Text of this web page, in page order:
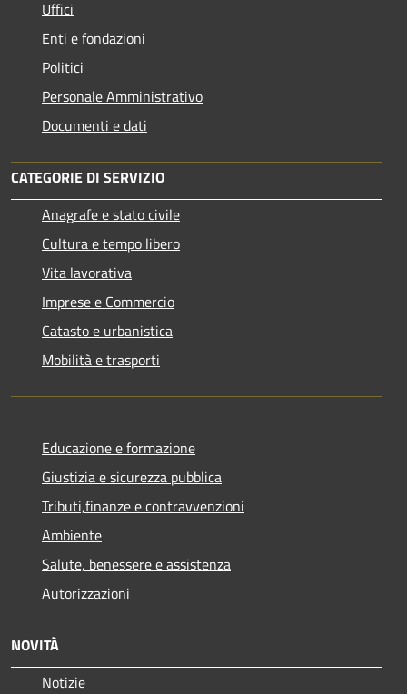
Uffici
Enti e fondazioni
Politici
Personale Amministrativo
Documenti e dati
CATEGORIE DI SERVIZIO
Anagrafe e stato civile
Cultura e tempo libero
Vita lavorativa
Imprese e Commercio
Catasto e urbanistica
Mobilità e trasporti
Educazione e formazione
Giustizia e sicurezza pubblica
Tributi,finanze e contravvenzioni
Ambiente
Salute, benessere e assistenza
Autorizzazioni
NOVITÀ
Notizie